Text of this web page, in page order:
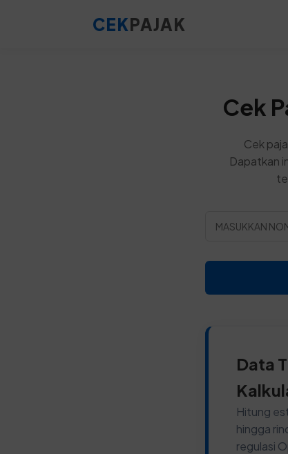
CEKPAJAK
Cek
Cek
Dapatkan
Data
Hitung
hingga
regulasi